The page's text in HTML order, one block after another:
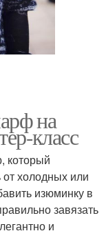
на
класс
который
холодных или
изюминку в
завязать
и